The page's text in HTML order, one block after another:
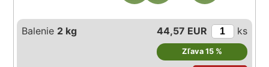
Balenie 2 kg 44,57 EUR ks
Zľava 15 %